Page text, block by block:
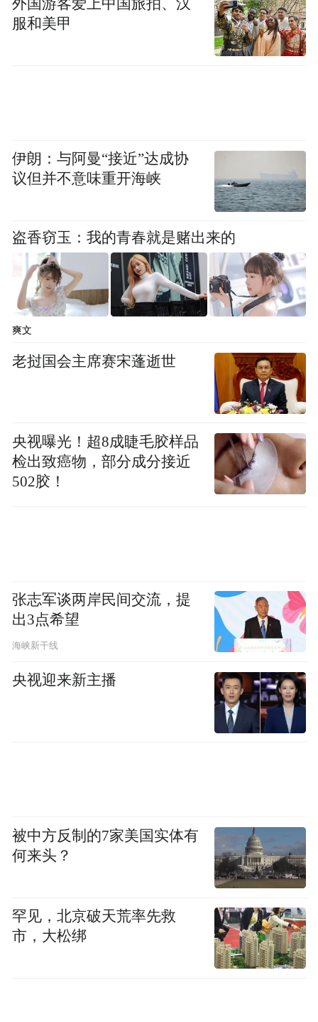
外国游客爱上中国旅拍、汉
服和美甲
伊朗：与阿曼“接近”达成协
议但并不意味重开海峡
盗香窃玉：我的青春就是赌出来的
爽文
老挝国会主席赛宋蓬逝世
央视曝光！超8成睫毛胶样品
检出致癌物，部分成分接近
502胶！
张志军谈两岸民间交流，提
出3点希望
海峡新干线
央视迎来新主播
被中方反制的7家美国实体有
何来头？
罕见，北京破天荒率先救
市，大松绑